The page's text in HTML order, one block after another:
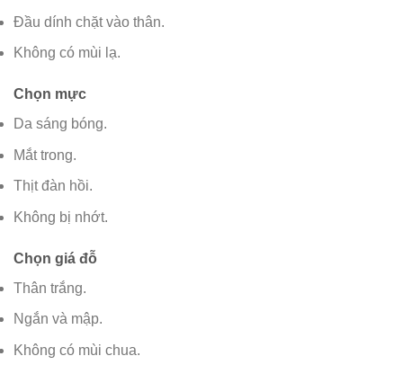
Đầu dính chặt vào thân.
Không có mùi lạ.
Chọn mực
Da sáng bóng.
Mắt trong.
Thịt đàn hồi.
Không bị nhớt.
Chọn giá đỗ
Thân trắng.
Ngắn và mập.
Không có mùi chua.